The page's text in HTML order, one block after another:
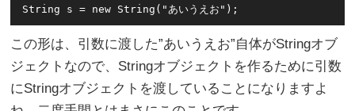
この形は、引数に渡した”あいうえお”自体がStringオブ
ジェクトなので、Stringオブジェクトを作るために引数
にStringオブジェクトを渡していることになりますよ